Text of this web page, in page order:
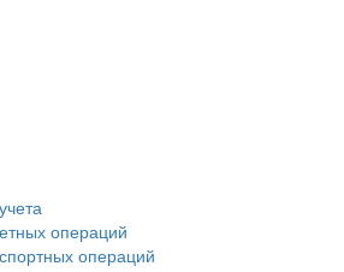
операций
операций